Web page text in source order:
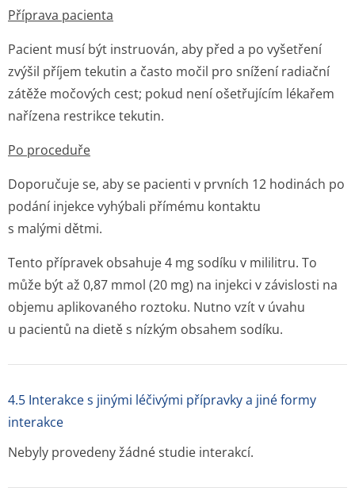
Příprava pacienta
Pacient musí být instruován, aby před a po vyšetření
zvýšil příjem tekutin a často močil pro snížení radiační
zátěže močových cest; pokud není ošetřujícím lékařem
nařízena restrikce tekutin.
Po proceduře
Doporučuje se, aby se pacienti v prvních 12 hodinách po
podání injekce vyhýbali přímému kontaktu
s malými dětmi.
Tento přípravek obsahuje 4 mg sodíku v mililitru. To
může být až 0,87 mmol (20 mg) na injekci v závislosti na
objemu aplikovaného roztoku. Nutno vzít v úvahu
u pacientů na dietě s nízkým obsahem sodíku.
4.5 Interakce s jinými léčivými přípravky a jiné formy
interakce
Nebyly provedeny žádné studie interakcí.